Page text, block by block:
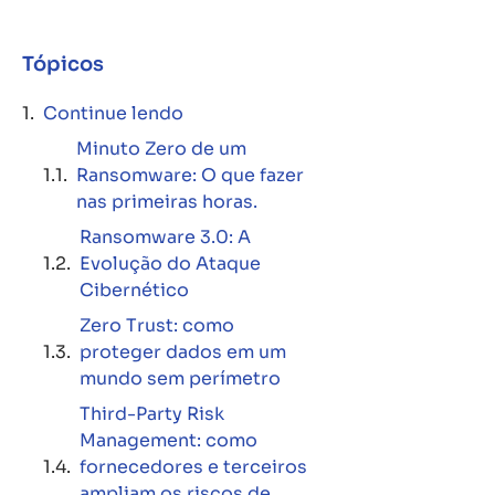
Tópicos
Continue lendo
Minuto Zero de um
Ransomware: O que fazer
nas primeiras horas.
Ransomware 3.0: A
Evolução do Ataque
Cibernético
Zero Trust: como
proteger dados em um
mundo sem perímetro
Third-Party Risk
Management: como
fornecedores e terceiros